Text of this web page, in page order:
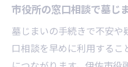
市役所の窓口相談で墓じ
墓じまいの手続きで不安
口相談を早めに利用する